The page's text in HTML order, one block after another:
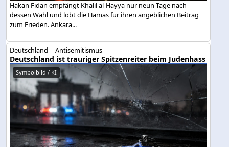
Hakan Fidan empfängt Khalil al-Hayya nur neun Tage nach
dessen Wahl und lobt die Hamas für ihren angeblichen Beitrag
zum Frieden. Ankara...
Deutschland -- Antisemitismus
Deutschland ist trauriger Spitzenreiter beim Judenhass
Symbolbild / KI